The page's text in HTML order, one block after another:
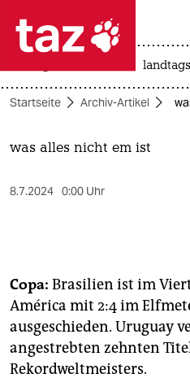
 taz zahl
taz zahl ich
themen
politik
kultur
sport
berlin
Startseite Archiv-Artikel
was alles nicht em ist
8.7.2024 0:00 Uhr
Copa: Brasilien ist im
América mit 2:4 im
ausgeschieden. Uruguay
angestrebten zehnten
Rekordweltmeisters.